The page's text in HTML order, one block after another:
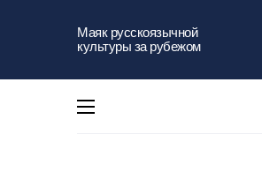
Маяк русскоязычной
культуры за рубежом